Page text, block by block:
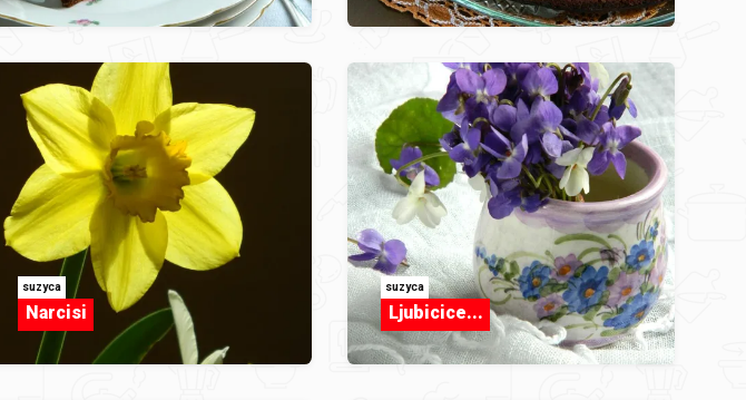
suzyca
Narcisi
suzyca
Ljubicice...